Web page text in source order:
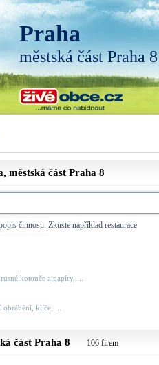
Praha
městská část Praha 8
městská část Praha 8
činnosti. Zkuste například restaurace
kotouče a papíry, ...
klíče, ...
část Praha 8 106 firem